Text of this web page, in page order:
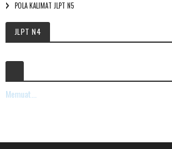
POLA KALIMAT JLPT N5
JLPT N4
Memuat...